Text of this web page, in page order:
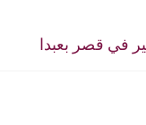
في قصر بعبدا